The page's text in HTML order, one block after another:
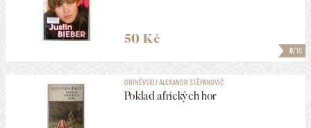
8/10
50 Kč
GRINĚVSKIJ ALEXANDR STĚPANOVIČ
Poklad afrických hor